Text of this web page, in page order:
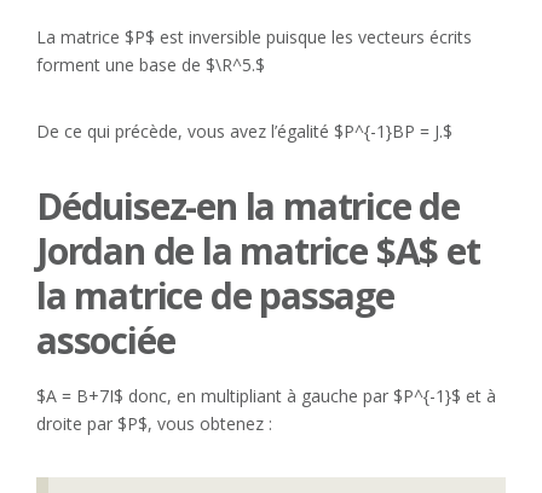
La matrice $P$ est inversible puisque les vecteurs écrits
forment une base de $\R^5.$
De ce qui précède, vous avez l’égalité $P^{-1}BP = J.$
Déduisez-en la matrice de
Jordan de la matrice $A$ et
la matrice de passage
associée
$A = B+7I$ donc, en multipliant à gauche par $P^{-1}$ et à
droite par $P$, vous obtenez :